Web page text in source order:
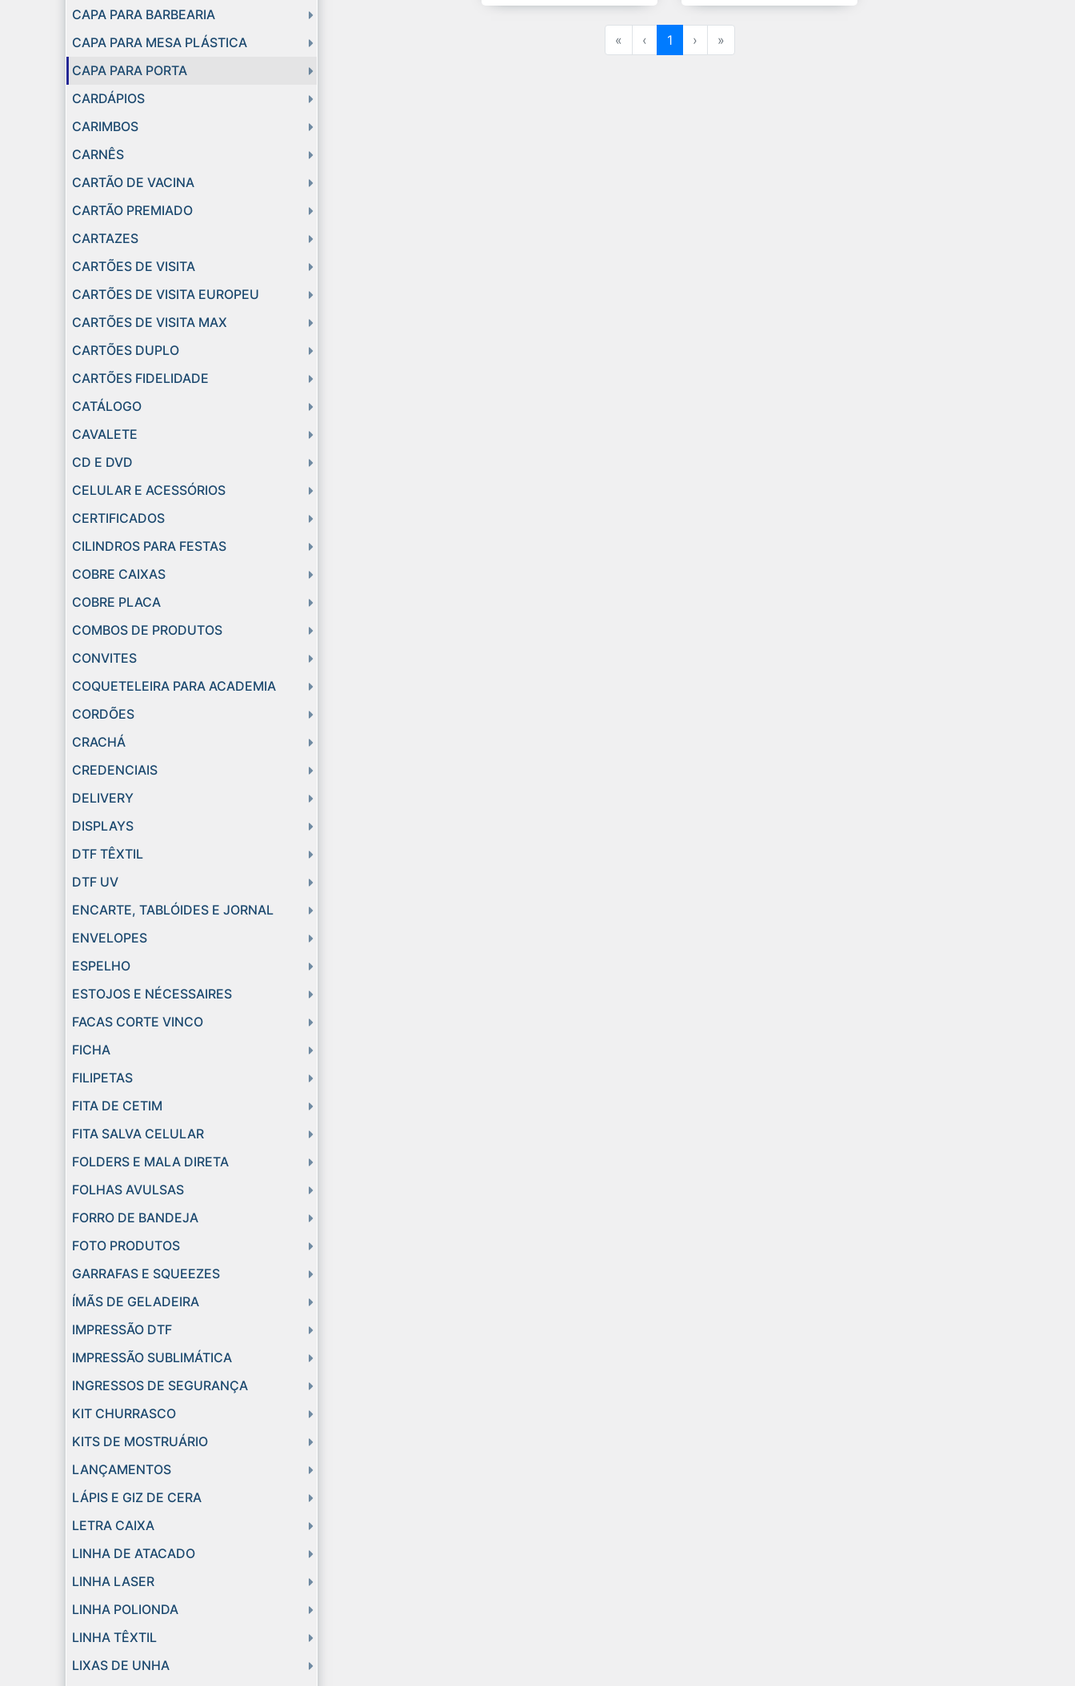
CAPA PARA BARBEARIA
CAPA PARA MESA PLÁSTICA
CAPA PARA PORTA
CARDÁPIOS
CARIMBOS
CARNÊS
CARTÃO DE VACINA
CARTÃO PREMIADO
CARTAZES
CARTÕES DE VISITA
CARTÕES DE VISITA EUROPEU
CARTÕES DE VISITA MAX
CARTÕES DUPLO
CARTÕES FIDELIDADE
CATÁLOGO
CAVALETE
CD E DVD
CELULAR E ACESSÓRIOS
CERTIFICADOS
CILINDROS PARA FESTAS
COBRE CAIXAS
COBRE PLACA
COMBOS DE PRODUTOS
CONVITES
COQUETELEIRA PARA ACADEMIA
CORDÕES
CRACHÁ
CREDENCIAIS
DELIVERY
DISPLAYS
DTF TÊXTIL
DTF UV
ENCARTE, TABLÓIDES E JORNAL
ENVELOPES
ESPELHO
ESTOJOS E NÉCESSAIRES
FACAS CORTE VINCO
FICHA
FILIPETAS
FITA DE CETIM
FITA SALVA CELULAR
FOLDERS E MALA DIRETA
FOLHAS AVULSAS
FORRO DE BANDEJA
FOTO PRODUTOS
GARRAFAS E SQUEEZES
ÍMÃS DE GELADEIRA
IMPRESSÃO DTF
IMPRESSÃO SUBLIMÁTICA
INGRESSOS DE SEGURANÇA
KIT CHURRASCO
KITS DE MOSTRUÁRIO
LANÇAMENTOS
LÁPIS E GIZ DE CERA
LETRA CAIXA
LINHA DE ATACADO
LINHA LASER
LINHA POLIONDA
LINHA TÊXTIL
LIXAS DE UNHA
« ‹ 1 › »